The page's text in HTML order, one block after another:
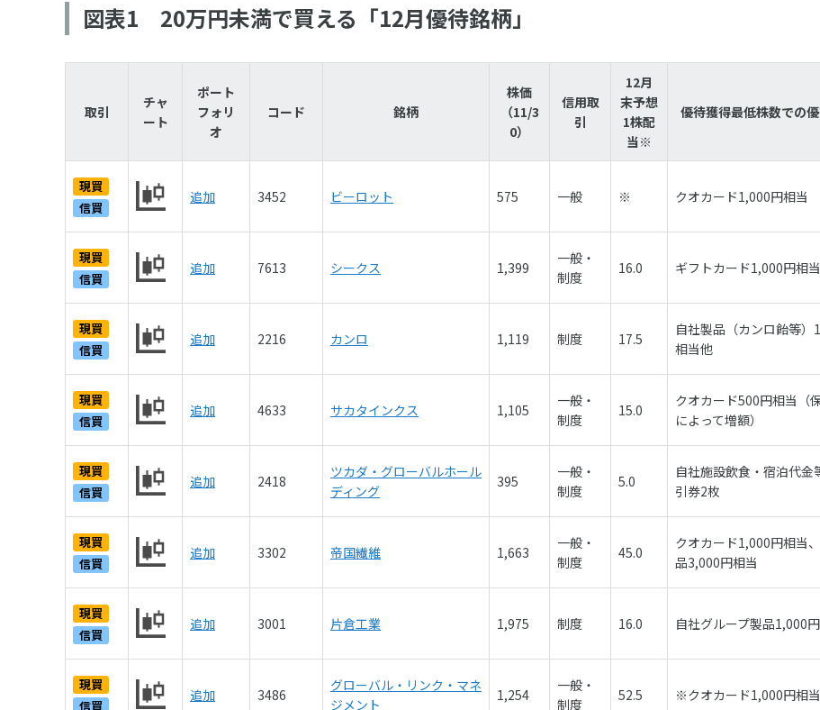
図表1 20万円未満で買える「12月優待銘柄」
取引
チャ
ート
ポート
フォリ
オ
コード 銘柄
株価
（11/3
0）
信用取
引
12月
末予想
1株配
当※
優待獲得最低株数での
現買
信買
追加 3452 ビーロット 575 一般 ※ クオカード1,000円相当
現買
信買
追加 7613 シークス 1,399
一般・
制度
16.0 ギフトカード1,000円相当
現買
信買
追加 2216 カンロ 1,119 制度 17.5
自社製品（カンロ飴等）
相当他
現買
信買
追加 4633 サカタインクス 1,105
一般・
制度
15.0
クオカード500円相当（
によって増額）
現買
信買
追加 2418
ツカダ・グローバルホール
ディング
395
一般・
制度
5.0
自社施設飲食・宿泊代金
引券2枚
現買
信買
追加 3302 帝国繊維 1,663
一般・
制度
45.0
クオカード1,000円相当
品3,000円相当
現買
信買
追加 3001 片倉工業 1,975 制度 16.0 自社グループ製品1,000
現買
信買
追加 3486
グローバル・リンク・マネ
ジメント
1,254
一般・
制度
52.5 ※クオカード1,000円相当